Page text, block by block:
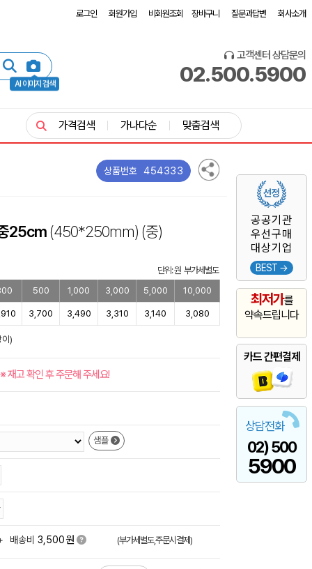
로그인 회원가입 비회원조회 장바구니 질문과답변 회사소개
AI 이미지 검색
고객센터 상담문의
02.500.5900
공공기관
우선구매
대상기업
BEST →
최저가를
약속드립니다
카드 간편결제
상담전화
02) 500
5900
가격검색 가나다순 맞춤검색
상품번호 454333
25cm(450*250mm) (중)
단위: 원 부가세별도
500 1,000 3,000 5,000 10,000
3,700 3,490 3,310 3,140 3,080
)
※ 재고 확인 후 주문해 주세요!
샘플
배송비 3,500원 (부가세별도,주문시결제)